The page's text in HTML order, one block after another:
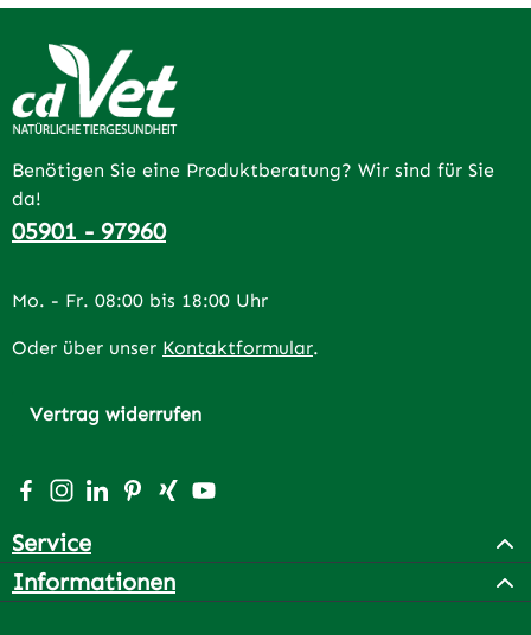
Benötigen Sie eine Produktberatung? Wir sind für Sie
da!
05901 - 97960
Mo. - Fr. 08:00 bis 18:00 Uhr
Oder über unser Kontaktformular.
Vertrag widerrufen
Besuche uns auf Facebook – öffnet in neuem Tab
Schau auf Instagram vorbei – öffnet in neuem Tab
Vernetze dich mit uns auf LinkedIn – öffnet in
Lass dich auf Pinterest inspirieren – öffnet
Vernetze dich mit uns auf Xing – öffnet
Sieh dir unsere Videos auf YouTube
Service
Informationen